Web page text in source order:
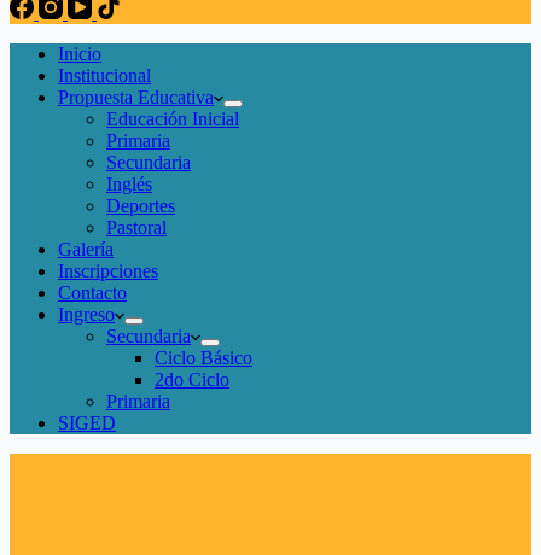
Inicio
Institucional
Propuesta Educativa
Educación Inicial
Primaria
Secundaria
Inglés
Deportes
Pastoral
Galería
Inscripciones
Contacto
Ingreso
Secundaria
Ciclo Básico
2do Ciclo
Primaria
SIGED